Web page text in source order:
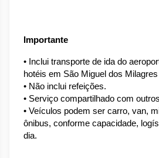
Importante
• Inclui transporte de ida do
hotéis em São Miguel dos Milagres
• Não inclui refeições.
• Serviço compartilhado com
• Veículos podem ser carro, van,
ônibus, conforme capacidade,
dia.